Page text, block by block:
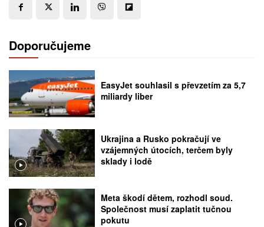
Doporučujeme
EasyJet souhlasil s převzetím za 5,7
miliardy liber
Ukrajina a Rusko pokračují ve
vzájemných útocích, terčem byly
sklady i lodě
Meta škodí dětem, rozhodl soud.
Společnost musí zaplatit tučnou
pokutu